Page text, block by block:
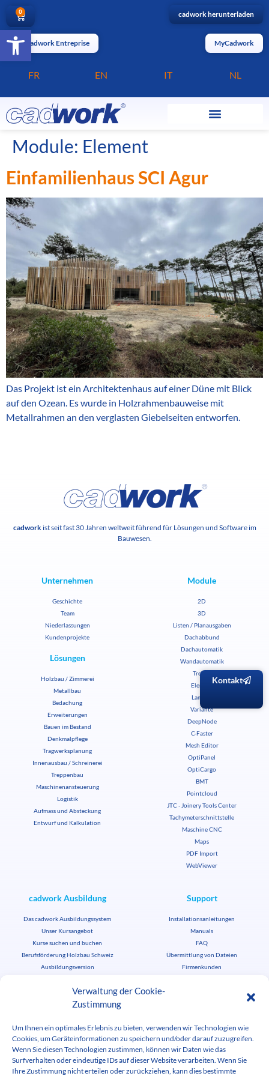
Barrierefreiheit öffnen
Verwaltung der Cookie-
Zustimmung
Um Ihnen ein optimales Erlebnis zu bieten, verwenden wir Technologien wie
Cookies, um Geräteinformationen zu speichern und/oder darauf zuzugreifen.
Wenn Sie diesen Technologien zustimmen, können wir Daten wie das
Surfverhalten oder eindeutige IDs auf dieser Website verarbeiten. Wenn Sie
Ihre Zustimmung nicht erteilen oder zurückziehen, kann dies bestimmte
0 cadwork herunterladen
MyCadwork Entreprise MyCadwork
FR EN IT NL
Kontakt
Module: Element
Einfamilienhaus SCI Agur
Das Projekt ist ein Architektenhaus auf einer Düne mit Blick
auf den Ozean. Es wurde in Holzrahmenbauweise mit
Metallrahmen an den verglasten Giebelseiten entworfen.
cadwork ist seit fast 30 Jahren weltweit führend für Lösungen und Software im
Bauwesen.
Unternehmen
Geschichte
Team
Niederlassungen
Kundenprojekte
Lösungen
Holzbau / Zimmerei
Metallbau
Bedachung
Erweiterungen
Bauen im Bestand
Denkmalpflege
Tragwerksplanung
Innenausbau / Schreinerei
Treppenbau
Maschinenansteuerung
Logistik
Aufmass und Absteckung
Entwurf und Kalkulation
Module
2D
3D
Listen / Planausgaben
Dachabbund
Dachautomatik
Wandautomatik
Treppe
Element
Lamelle
Variante
DeepNode
C-Faster
Mesh Editor
OptiPanel
OptiCargo
BMT
Pointcloud
JTC - Joinery Tools Center
Tachymeterschnittstelle
Maschine CNC
Maps
PDF Import
WebViewer
cadwork Ausbildung
Das cadwork Ausbildungssystem
Unser Kursangebot
Kurse suchen und buchen
Berufsförderung Holzbau Schweiz
Ausbildungsversion
News
cadwork aktuell
Stellenbörse
Support
Installationsanleitungen
Manuals
FAQ
Übermittlung von Dateien
Firmenkunden
cadwork herunterladen